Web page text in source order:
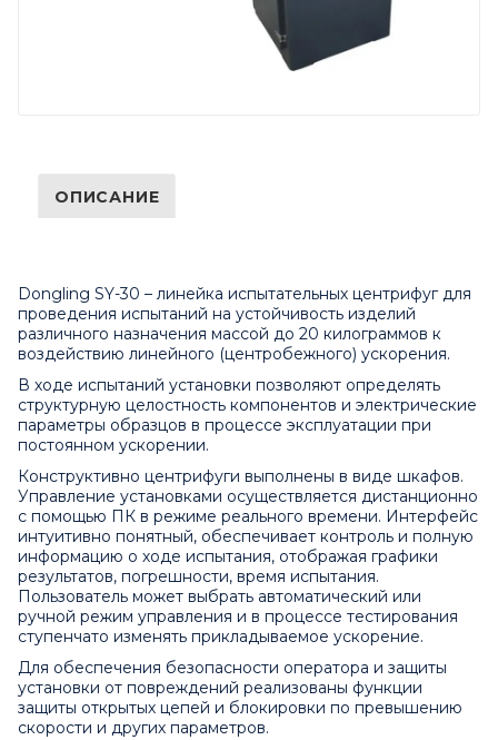
ОПИСАНИЕ
Dongling SY-30 – линейка испытательных центрифуг для
проведения испытаний на устойчивость изделий
различного назначения массой до 20 килограммов к
воздействию линейного (центробежного) ускорения.
В ходе испытаний установки позволяют определять
структурную целостность компонентов и электрические
параметры образцов в процессе эксплуатации при
постоянном ускорении.
Конструктивно центрифуги выполнены в виде шкафов.
Управление установками осуществляется дистанционно
с помощью ПК в режиме реального времени. Интерфейс
интуитивно понятный, обеспечивает контроль и полную
информацию о ходе испытания, отображая графики
результатов, погрешности, время испытания.
Пользователь может выбрать автоматический или
ручной режим управления и в процессе тестирования
ступенчато изменять прикладываемое ускорение.
Для обеспечения безопасности оператора и защиты
установки от повреждений реализованы функции
защиты открытых цепей и блокировки по превышению
скорости и других параметров.